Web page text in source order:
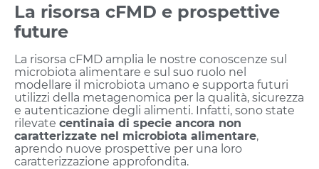
La risorsa cFMD e prospettive
future
La risorsa cFMD amplia le nostre conoscenze sul
microbiota alimentare e sul suo ruolo nel
modellare il microbiota umano e supporta futuri
utilizzi della metagenomica per la qualità, sicurezza
e autenticazione degli alimenti. Infatti, sono state
rilevate centinaia di specie ancora non
caratterizzate nel microbiota alimentare,
aprendo nuove prospettive per una loro
caratterizzazione approfondita.